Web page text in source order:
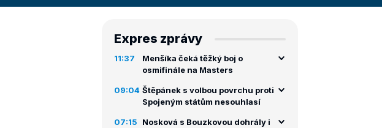
Expres zprávy
11:37
Menšíka čeká těžký boj o
osmifinále na Masters
09:04 Štěpánek s volbou povrchu proti
Spojeným státům nesouhlasí
07:15
Nosková s Bouzkovou dohrály i